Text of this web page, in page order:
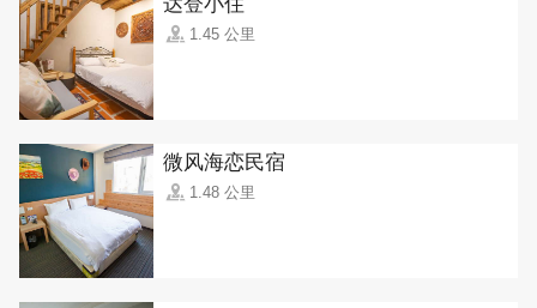
1.45 公里
微风海恋民宿
1.48 公里